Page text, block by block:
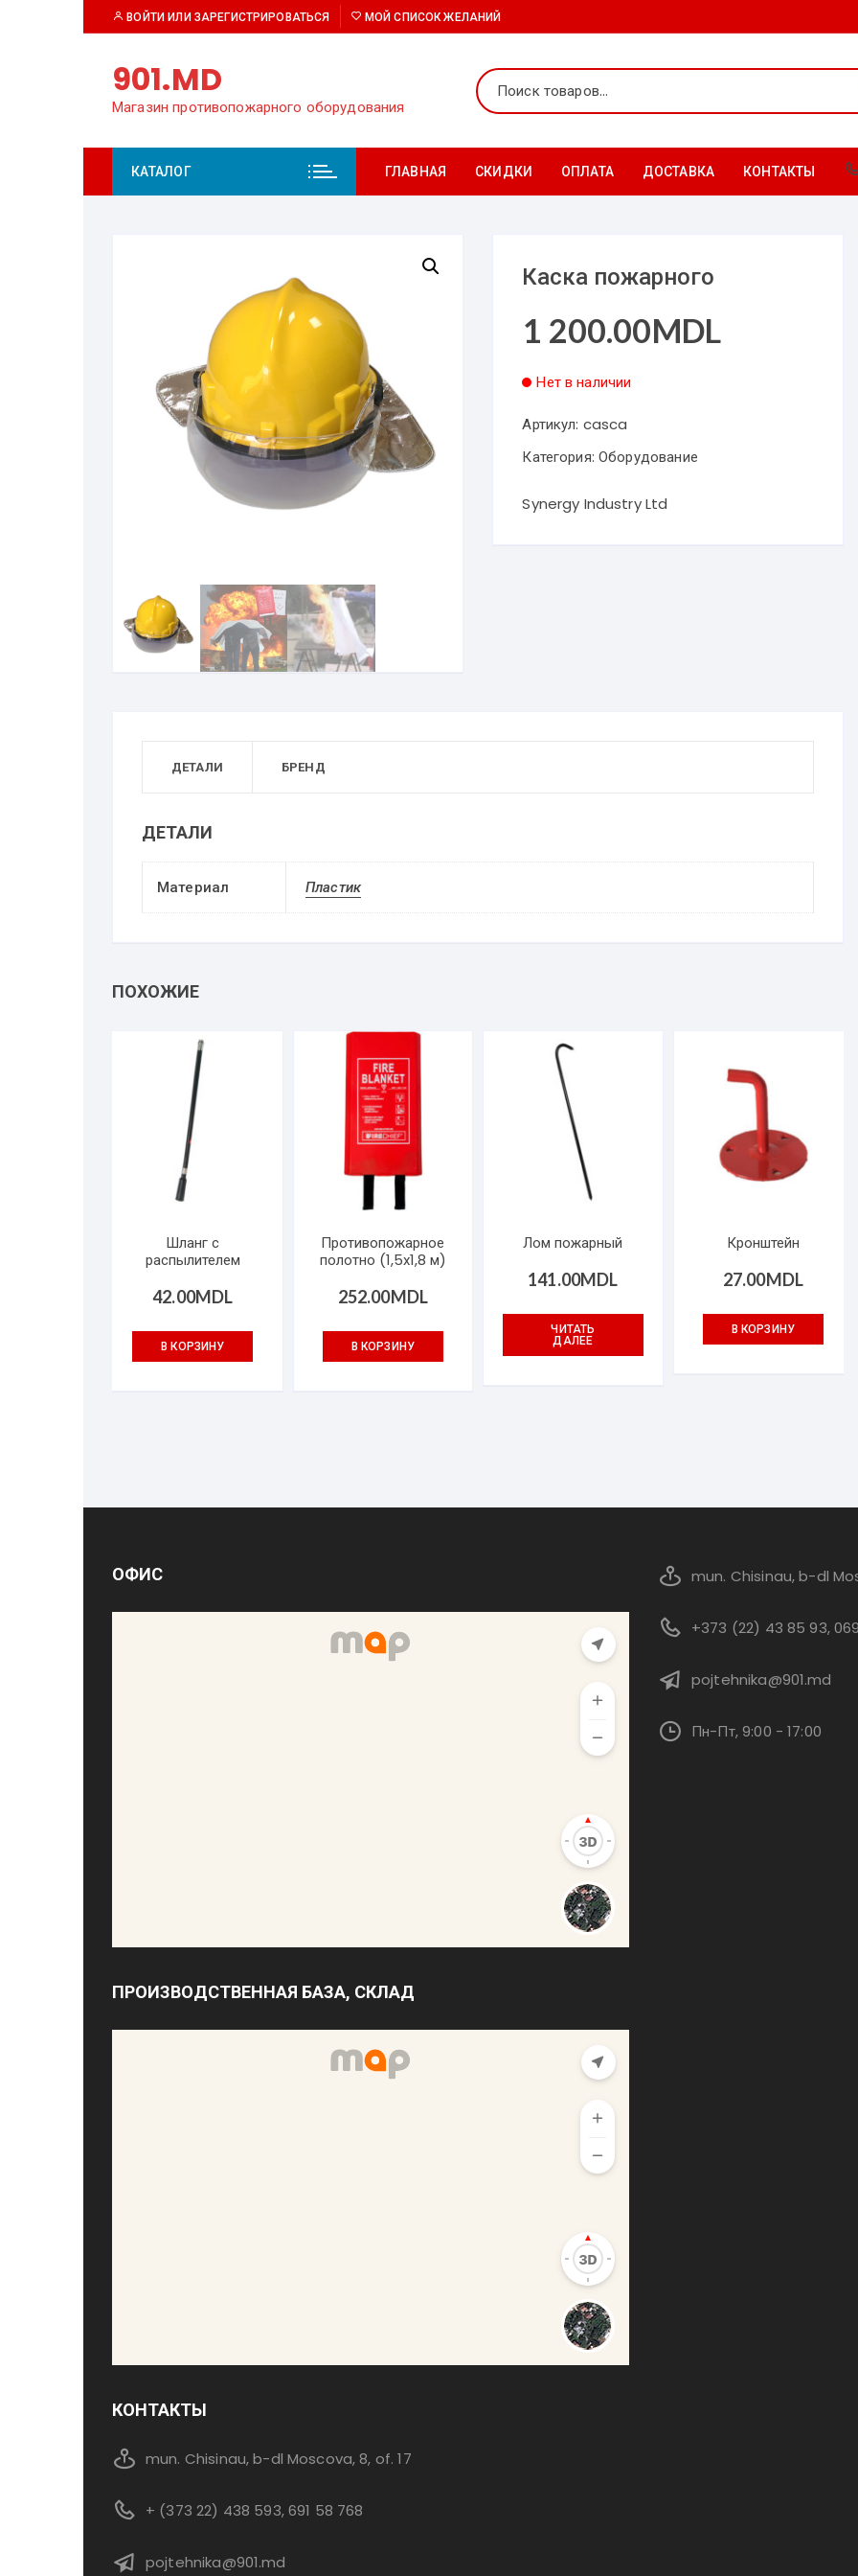
Перейти
к
ВОЙТИ ИЛИ ЗАРЕГИСТРИРОВАТЬСЯ МОЙ СПИСОК ЖЕЛАНИЙ
901.MD
Магазин противопожарного оборудования
КАТАЛОГ ГЛАВНАЯ СКИДКИ ОПЛАТА ДОСТАВКА КОНТАКТЫ
Каска пожарного
1 200.00MDL
Нет в наличии
Артикул: casca
Категория:Оборудование
Synergy Industry Ltd
ДЕТАЛИ БРЕНД
ДЕТАЛИ
Материал Пластик
ПОХОЖИЕ
Шланг с
распылителем
42.00MDL
В КОРЗИНУ
Противопожарное
полотно (1,5х1,8 м)
252.00MDL
В КОРЗИНУ
Лом пожарный
141.00MDL
ЧИТАТЬ
ДАЛЕЕ
Кронштейн
27.00MDL
В КОРЗИНУ
ОФИС
ПРОИЗВОДСТВЕННАЯ БАЗА, СКЛАД
КОНТАКТЫ
mun. Chisinau, b-dl Moscova, 8, of. 17
+ (373 22) 438 593, 691 58 768
pojtehnika@901.md
mun. Chisinau, b-dl
+373 (22) 43 85 93,
pojtehnika@901.md
Пн-Пт, 9:00 - 17:00